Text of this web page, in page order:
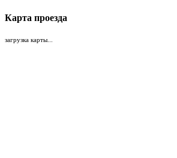
Карта проезда
загрузка карты...